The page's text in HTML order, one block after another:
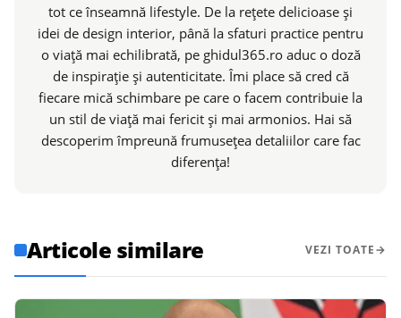
tot ce înseamnă lifestyle. De la rețete delicioase și
idei de design interior, până la sfaturi practice pentru
o viață mai echilibrată, pe ghidul365.ro aduc o doză
de inspirație și autenticitate. Îmi place să cred că
fiecare mică schimbare pe care o facem contribuie la
un stil de viață mai fericit și mai armonios. Hai să
descoperim împreună frumusețea detaliilor care fac
diferența!
Articole similare VEZI TOATE